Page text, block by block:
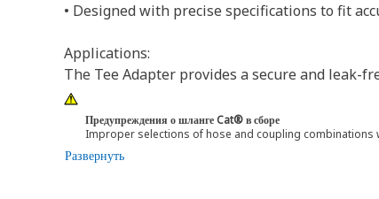
• Designed with precise specifications to fit
Applications:
The Tee Adapter provides a secure and leak-
Предупреждения о шланге Cat® в сборе
Improper selections of hose and coupling
Развернуть